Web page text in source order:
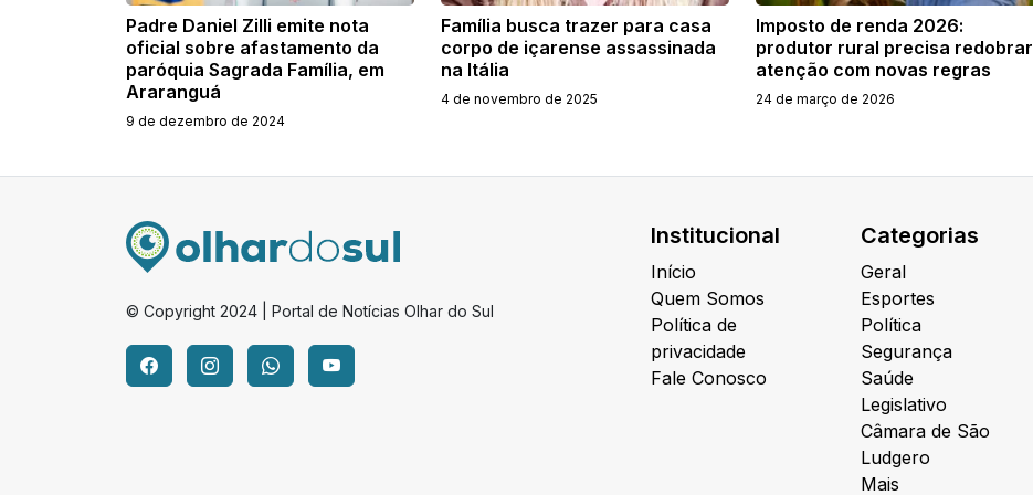
Padre Daniel Zilli emite nota
oficial sobre afastamento da
paróquia Sagrada Família, em
Araranguá
9 de dezembro de 2024
Família busca trazer para casa
corpo de içarense assassinada
na Itália
4 de novembro de 2025
Imposto de renda 2026:
produtor rural precisa redobrar
atenção com novas regras
24 de março de 2026
© Copyright 2024 | Portal de Notícias Olhar do Sul
Institucional
Início
Quem Somos
Política de
privacidade
Fale Conosco
Categorias
Geral
Esportes
Política
Segurança
Saúde
Legislativo
Câmara de São
Ludgero
Mais